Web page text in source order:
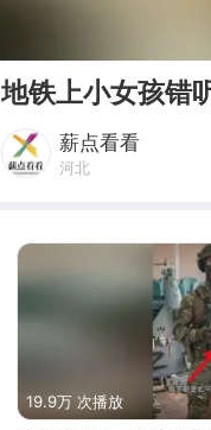
地铁上小女孩错
薪点看看
河北
19.9万 次播放